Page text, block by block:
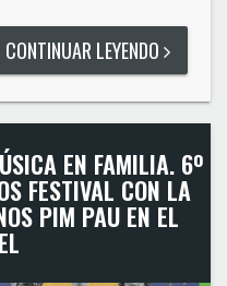
CONTINUAR LEYENDO
EN FAMILIA. 6º
FESTIVAL CON LA
PIM PAU EN EL